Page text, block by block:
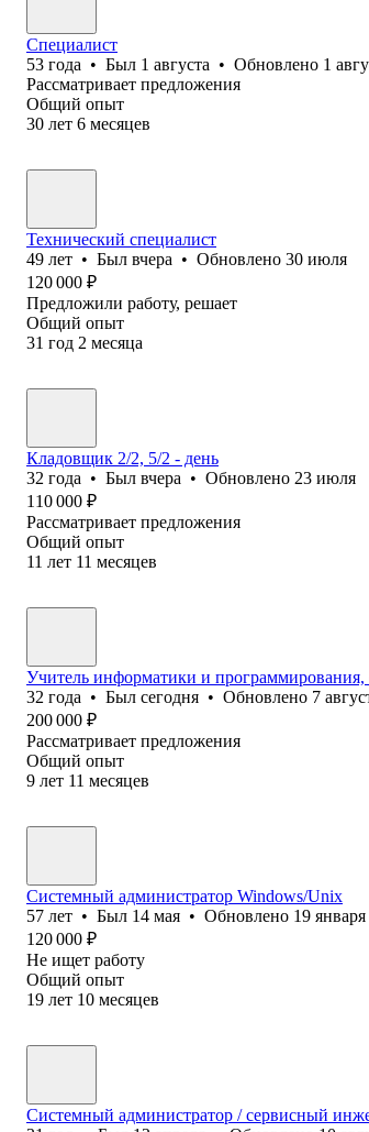
Специалист
53 года • Был 1 августа • Обновлено 1
Рассматривает предложения
Общий опыт
30 лет 6 месяцев
Технический специалист
49 лет • Был вчера • Обновлено 30 июля
120 000 ₽
Предложили работу, решает
Общий опыт
31 год 2 месяца
Кладовщик 2/2, 5/2 - день
32 года • Был вчера • Обновлено 23 июля
110 000 ₽
Рассматривает предложения
Общий опыт
11 лет 11 месяцев
Учитель информатики и программирования,
32 года • Был сегодня • Обновлено 7
200 000 ₽
Рассматривает предложения
Общий опыт
9 лет 11 месяцев
Системный администратор Windows/Unix
57 лет • Был 14 мая • Обновлено 19 января
120 000 ₽
Не ищет работу
Общий опыт
19 лет 10 месяцев
Системный администратор / сервисный